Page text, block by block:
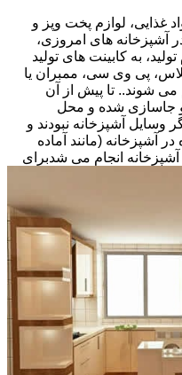
غذایی، لوازم پخت وپز و
آشپزخانه های امروزی،
به کابینت های تولید
پی وی سی، ممبران یا
شوند.. تا پیش از آن
و جاسازی شده و محل
آشپزخانه نبودند و
آشپزخانه (مانند آماده
انجام می شدبرای